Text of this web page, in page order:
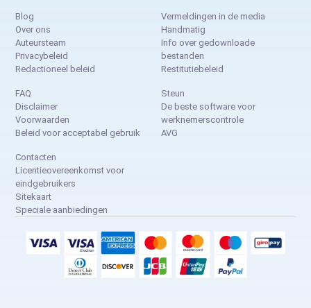
Blog
Over ons
Auteursteam
Privacybeleid
Redactioneel beleid
Vermeldingen in de media
Handmatig
Info over gedownloade
bestanden
Restitutiebeleid
FAQ
Disclaimer
Voorwaarden
Beleid voor acceptabel gebruik
Steun
De beste software voor
werknemerscontrole
AVG
Contacten
Licentieovereenkomst voor
eindgebruikers
Sitekaart
Speciale aanbiedingen